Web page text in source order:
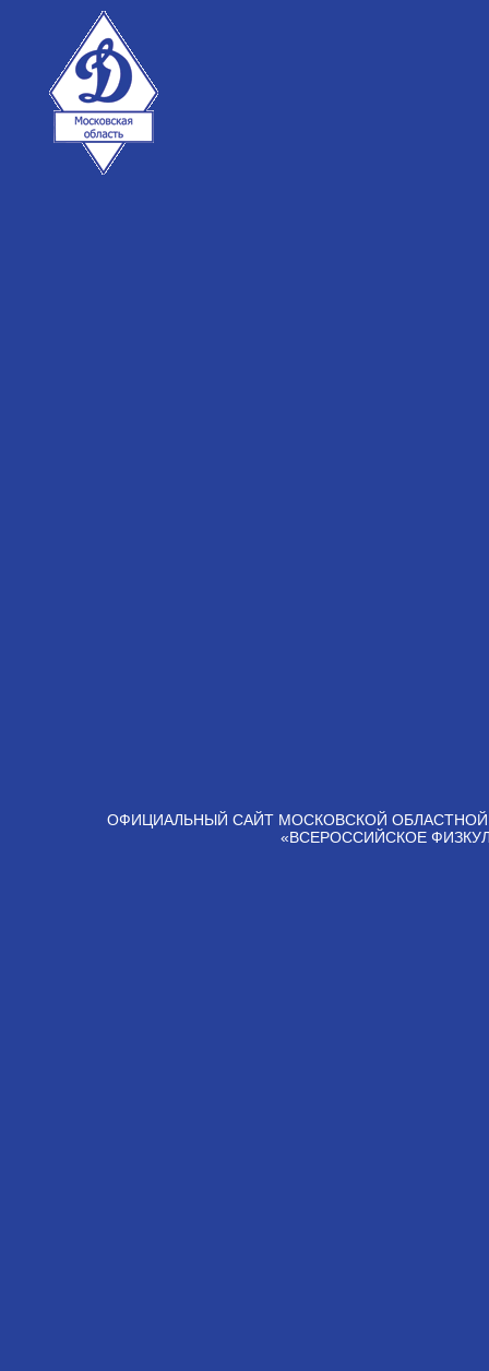
ОФИЦИАЛЬНЫЙ САЙТ МОСКОВСКОЙ
«ВСЕРОССИЙСКОЕ